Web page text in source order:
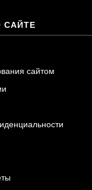
САЙТЕ
сайтом